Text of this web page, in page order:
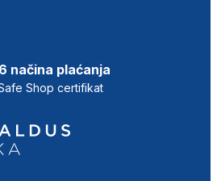
načina plaćanja
Shop certifikat